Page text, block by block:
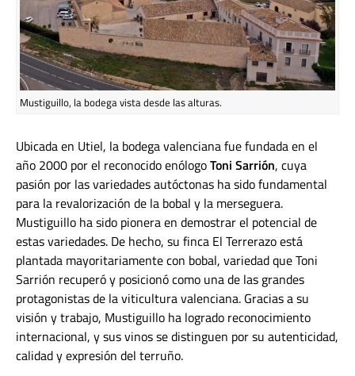
Mustiguillo, la bodega vista desde las alturas.
Ubicada en Utiel, la bodega valenciana fue fundada en el
año 2000 por el reconocido enólogoToni Sarrión, cuya
pasión por las variedades autóctonas ha sido fundamental
para la revalorización de la bobal y la merseguera.
Mustiguillo ha sido pionera en demostrar el potencial de
estas variedades. De hecho, su finca El Terrerazo está
plantada mayoritariamente con bobal, variedad que Toni
Sarrión recuperó y posicionó como una de las grandes
protagonistas de la viticultura valenciana. Gracias a su
visión y trabajo, Mustiguillo ha logrado reconocimiento
internacional, y sus vinos se distinguen por su autenticidad,
calidad y expresión del terruño.